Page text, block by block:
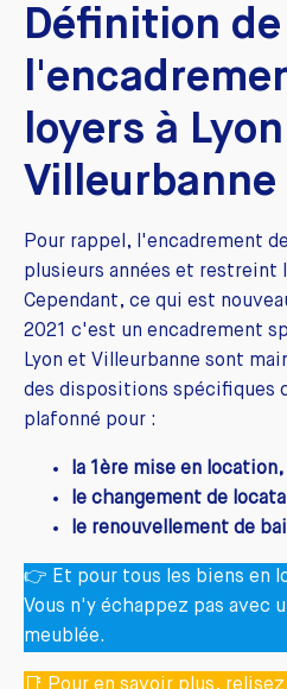
Définition de
loyers à
Villeurbanne
Pour rappel, l'encadrement
plusieurs années et restreint
Cependant, ce qui est
2021 c'est un encadrement
Lyon et Villeurbanne sont
des dispositions spécifiques
plafonné pour :
la 1ère mise en location,
le changement de
le renouvellement de
👉 Et pour tous les biens en
Vous n'y échappez pas avec
meublée.